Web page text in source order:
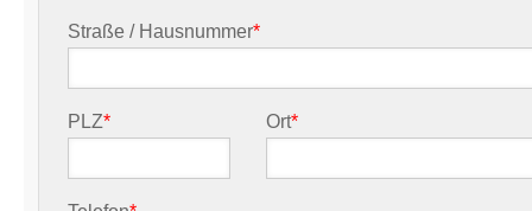
Straße / Hausnummer*
PLZ* Ort*